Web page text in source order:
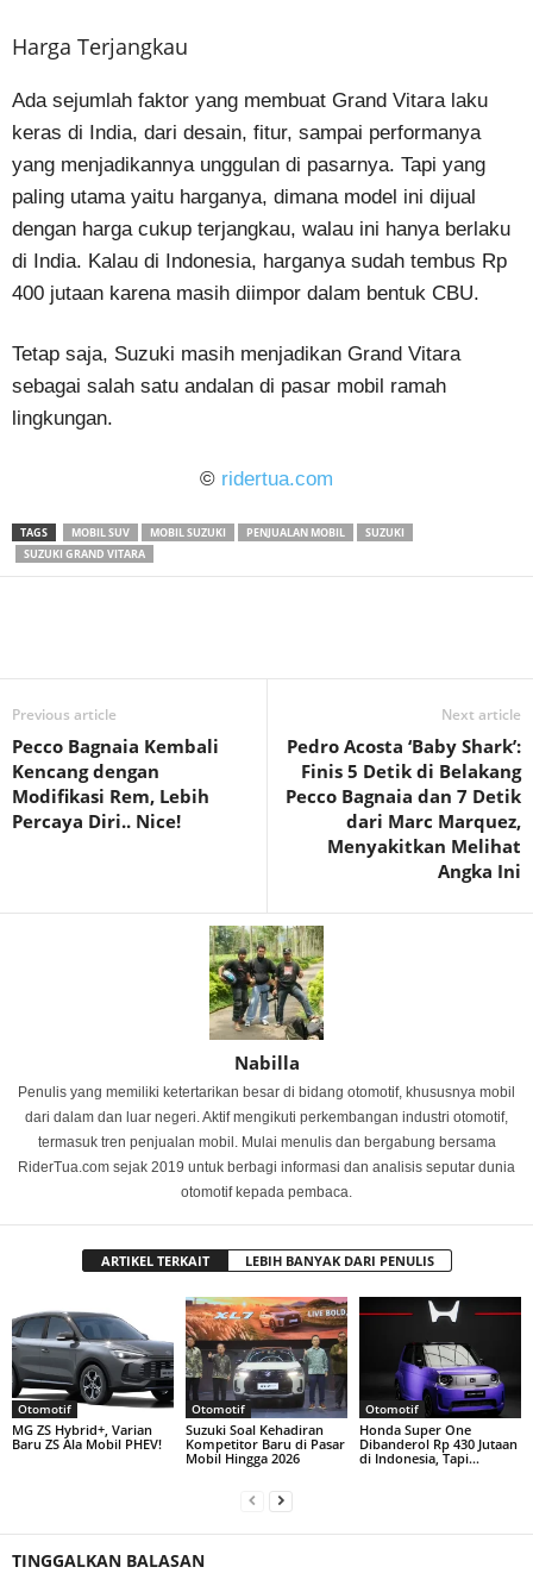
Harga Terjangkau
Ada sejumlah faktor yang membuat Grand Vitara laku
keras di India, dari desain, fitur, sampai performanya
yang menjadikannya unggulan di pasarnya. Tapi yang
paling utama yaitu harganya, dimana model ini dijual
dengan harga cukup terjangkau, walau ini hanya berlaku
di India. Kalau di Indonesia, harganya sudah tembus Rp
400 jutaan karena masih diimpor dalam bentuk CBU.
Tetap saja, Suzuki masih menjadikan Grand Vitara
sebagai salah satu andalan di pasar mobil ramah
lingkungan.
© ridertua.com
TAGS MOBIL SUV MOBIL SUZUKI PENJUALAN MOBIL
SUZUKI
SUZUKI GRAND VITARA
Previous article
Pecco Bagnaia Kembali
Kencang dengan
Modifikasi Rem, Lebih
Percaya Diri.. Nice!
Next article
Pedro Acosta ‘Baby Shark’:
Finis 5 Detik di Belakang
Pecco Bagnaia dan 7 Detik
dari Marc Marquez,
Menyakitkan Melihat
Angka Ini
Nabilla
Penulis yang memiliki ketertarikan besar di bidang otomotif, khususnya mobil
dari dalam dan luar negeri. Aktif mengikuti perkembangan industri otomotif,
termasuk tren penjualan mobil. Mulai menulis dan bergabung bersama
RiderTua.com sejak 2019 untuk berbagi informasi dan analisis seputar dunia
otomotif kepada pembaca.
ARTIKEL TERKAIT LEBIH BANYAK DARI PENULIS
Otomotif
MG ZS Hybrid+, Varian
Baru ZS Ala Mobil PHEV!
Otomotif
Suzuki Soal Kehadiran
Kompetitor Baru di Pasar
Mobil Hingga 2026
Otomotif
Honda Super One
Dibanderol Rp 430 Jutaan
di Indonesia, Tapi…
TINGGALKAN BALASAN